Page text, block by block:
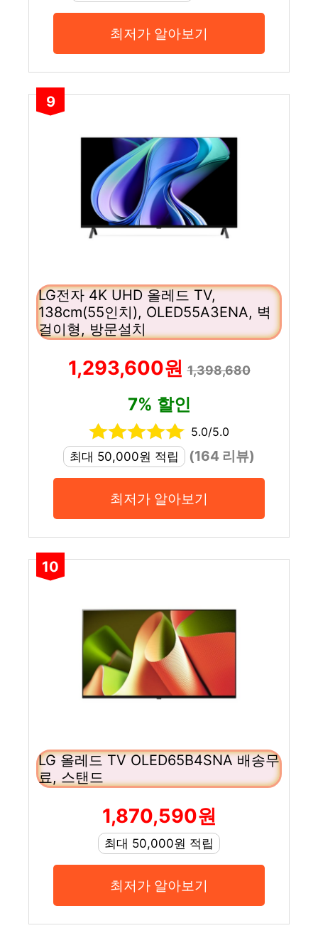
최저가 알아보기
9
LG전자 4K UHD 올레드 TV,
138cm(55인치), OLED55A3ENA, 벽
걸이형, 방문설치
1,293,600원1,398,680
7% 할인
5.0/5.0
최대 50,000원 적립
(164 리뷰)
최저가 알아보기
10
LG 올레드 TV OLED65B4SNA 배송무
료, 스탠드
1,870,590원
최대 50,000원 적립
최저가 알아보기